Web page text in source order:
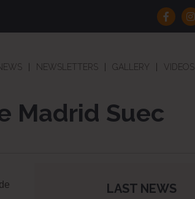
NEWSLETTERS GALLERY VIDEOS
Madrid Suec
LAST NEWS